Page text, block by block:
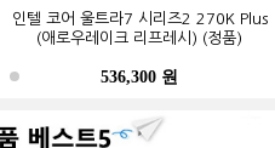
인텔 코어 울트라7 시리즈2 270K Plus
(애로우레이크 리프레시) (정품)
536,300 원
마이크론 Crucial DDR5-5600 CL46
대원씨티에스 (16GB)
365,200 원
GIGABYTE B650M K 제이씨현
123,000 원
GIGABYTE 지포스 RTX 5060
WINDFORCE MAX OC D7 8GB
제이씨현
679,000 원
삼성전자 990 EVO Plus M.2 NVMe
(2TB)
941,000 원